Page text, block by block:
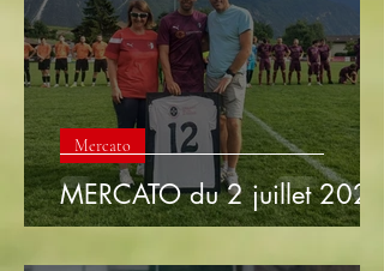
MERCATO du 2 juillet 2026
Mercato